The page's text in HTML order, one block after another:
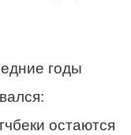
годы
остаются